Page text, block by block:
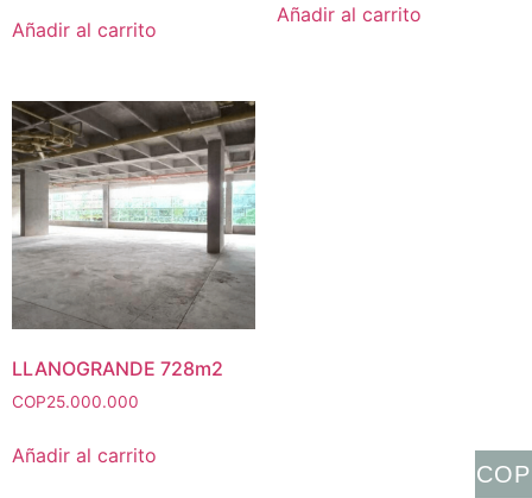
Añadir al carrito
Añadir al carrito
LLANOGRANDE 728m2
COP25.000.000
Añadir al carrito
COP